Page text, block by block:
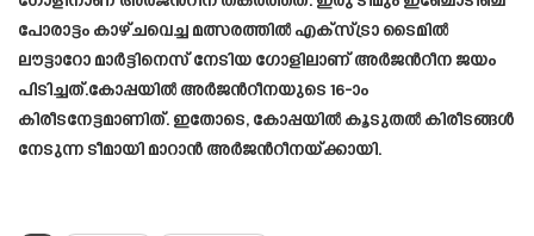
പോരാട്ടം കാഴ്‌ചവെച്ച മത്സരത്തില്‍ എക്‌സ്ട്രാ ടൈമില്‍
ലൗട്ടാറോ മാര്‍ട്ടിനെസ് നേടിയ ഗോളിലാണ് അര്‍ജന്‍റീന ജയം
പിടിച്ചത്.കോപ്പയില്‍ അര്‍ജന്‍റീനയുടെ 16-ാം
കിരീടനേട്ടമാണിത്. ഇതോടെ, കോപ്പയില്‍ കൂടുതല്‍ കിരീടങ്ങള്‍
നേടുന്ന ടീമായി മാറാൻ അര്‍ജന്‍റീനയ്‌ക്കായി.